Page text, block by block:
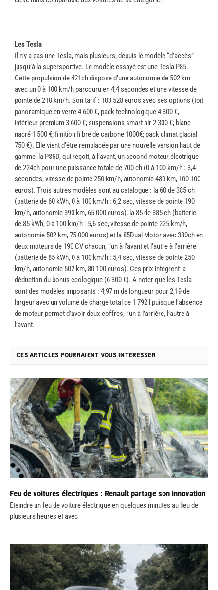
Les Tesla
Il n’y a pas une Tesla, mais plusieurs, depuis le modèle “d’accès”
jusqu’à la supersportive. Le modèle essayé est une Tesla P85.
Cette propulsion de 421ch dispose d’une autonomie de 502 km
avec un 0 à 100 km/h parcouru en 4,4 secondes et une vitesse de
pointe de 210 km/h. Son tarif : 103 528 euros avec ses options (toit
panoramique en verre 4 600 €, pack technologique 4 300 €,
intérieur premium 3 600 €; suspensions smart air 2 300 €; blanc
nacré 1 500 €; fi nition fi bre de carbone 1000€; pack climat glacial
750 €). Elle vient d’être remplacée par une nouvelle version haut de
gamme, la P85D, qui reçoit, à l’avant, un second moteur électrique
de 224ch pour une puissance totale de 700 ch (0 à 100 km/h : 3,4
secondes, vitesse de pointe 250 km/h, autonomie 480 km, 100 100
euros). Trois autres modèles sont au catalogue : la 60 de 385 ch
(batterie de 60 kWh, 0 à 100 km/h : 6,2 sec, vitesse de pointe 190
km/h, autonomie 390 km, 65 000 euros), la 85 de 385 ch (batterie
de 85 kWh, 0 à 100 km/h : 5,6 sec, vitesse de pointe 225 km/h,
autonomie 502 km, 75 000 euros) et la 85Dual Motor avec 380ch en
deux moteurs de 190 CV chacun, l’un à l’avant et l’autre à l’arrière
(batterie de 85 kWh, 0 à 100 km/h : 5,4 sec, vitesse de pointe 250
km/h, autonomie 502 km, 80 100 euros). Ces prix intègrent la
déduction du bonus écologique (6 300 €). A noter que les Tesla
sont des modèles imposants : 4,97 m de longueur pour 2,19 de
largeur avec un volume de charge total de 1 792 l puisque l’absence
de moteur permet d’avoir deux coffres, l’un à l’arrière, l’autre à
l’avant.
CES ARTICLES POURRAIENT VOUS INTERESSER
Feu de voitures électriques : Renault partage son innovation
Eteindre un feu de voiture électrique en quelques minutes au lieu de
plusieurs heures et avec